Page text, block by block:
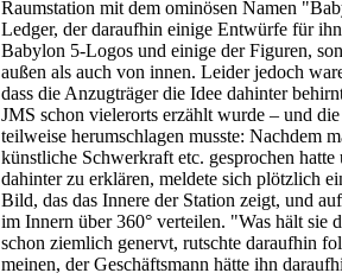
Raumstation mit dem ominösen Namen
Ledger, der daraufhin einige Entwürfe für
Babylon 5-Logos und einige der Figuren,
außen als auch von innen. Leider jedoch
dass die Anzugträger die Idee dahinter
JMS schon vielerorts erzählt wurde – und
teilweise herumschlagen musste: Nachdem
künstliche Schwerkraft etc. gesprochen
dahinter zu erklären, meldete sich plötzlich
Bild, das das Innere der Station zeigt, und
im Innern über 360° verteilen. "Was hält sie
schon ziemlich genervt, rutschte daraufhin
meinen, der Geschäftsmann hätte ihn